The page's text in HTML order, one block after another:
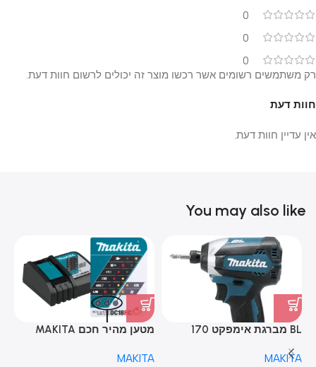
0
0
0
חוות דעת
אין עדיין חוות דעת.
רק משתמשים רשומים אשר רכשו מוצר זה יכולים לרשום חוות דעת.
You may also like
BL מברגת אימפקט 170
MAKITA
מטען מהיר חכם MAKITA
MAKITA